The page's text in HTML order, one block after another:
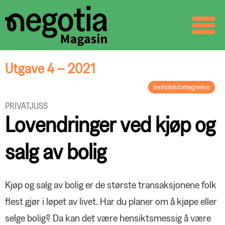
☰
Utgave 4 – 2021
Innholdsfortegnelse
Henge med i svingene
BREV FRA FORBUNDSLEDEREN
Takk for at du stiller opp!
ARBEIDSLIV OG SAMFUNN
YS' likestillingspris til Big Enough
Mindre medbestemmelse
Motparter med felles mål
Verv julen inn
Negotia vil forme framtiden
Årets tillitsvalgt – Vidar Gundersen
PRIVATJUSS
Lovendringer ved kjøp og salg av
PRIVATJUSS
Lovendringer ved kjøp og
salg av bolig
Kjøp og salg av bolig er de største transaksjonene folk
flest gjør i løpet av livet. Har du planer om å kjøpe eller
selge bolig? Da kan det være hensiktsmessig å være